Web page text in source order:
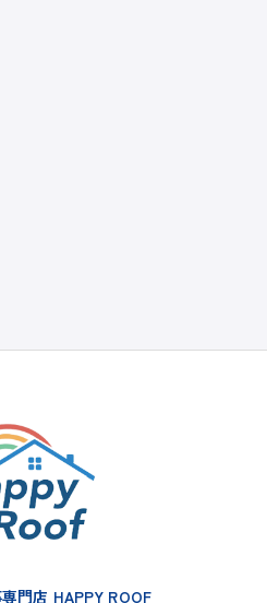
門店 HAPPY ROOF